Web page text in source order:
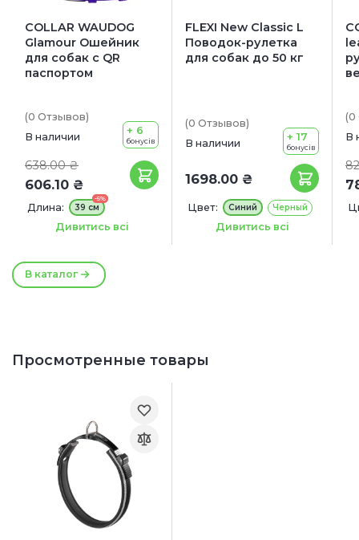
В каталог
COLLAR WAUDOG
Glamour Ошейник
для собак с QR
паспортом
(0 Отзывов)
В наличии
638.00 ₴
606.10 ₴
+ 6
бонусів
Длина:
-5%
39 см
Ширина: 20 мм
Дивитись всі
FLEXI New Classic L
Поводок-рулетка
для собак до 50 кг
(0 Отзывов)
В наличии
1698.00 ₴
+ 17
бонусів
Цвет: Синий Черный
Длина: 8 м
Дивитись всі
(0
В
Просмотренные товары